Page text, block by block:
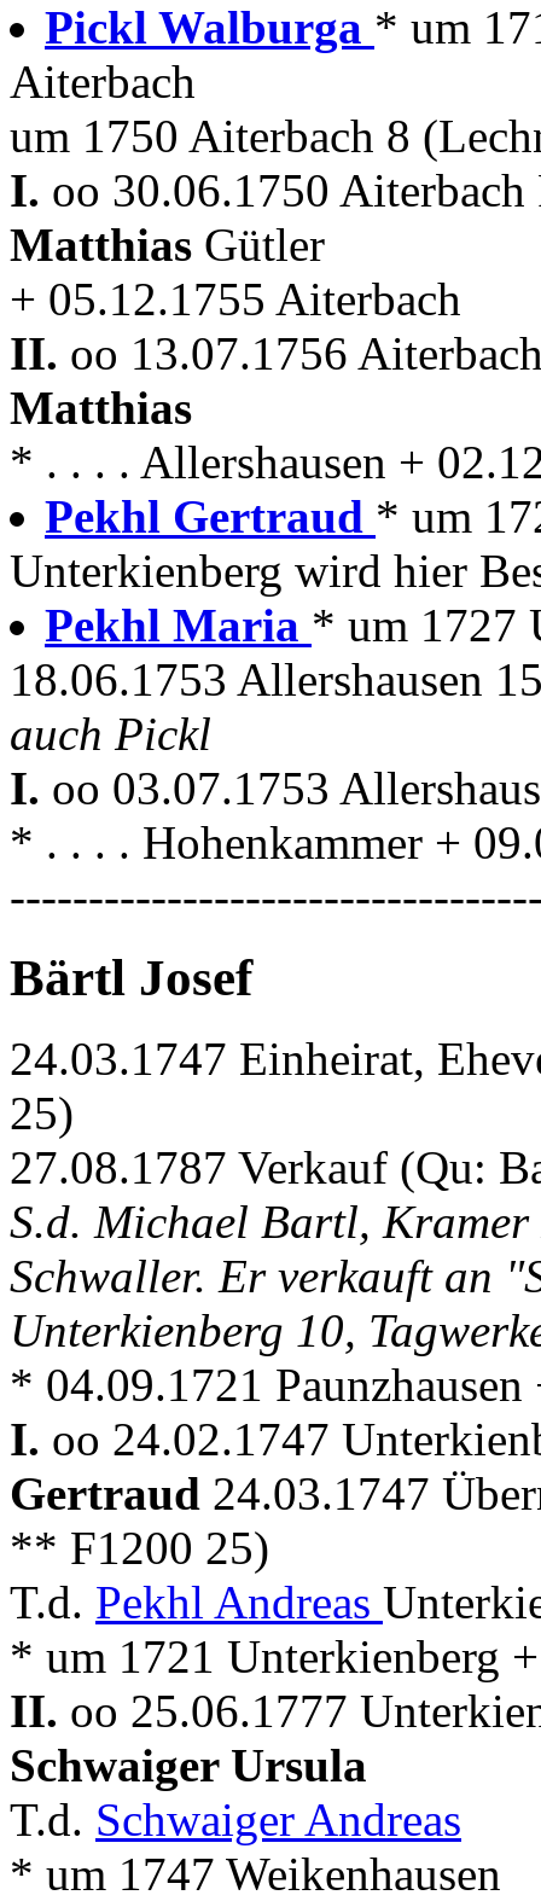
Pickl Walburga * um
Aiterbach
um 1750 Aiterbach 8
I. oo 30.06.1750
Matthias Gütler
+ 05.12.1755 Aiterbach
II. oo 13.07.1756
Matthias
* . . . . Allershausen +
Pekhl Gertraud * um
Unterkienberg wird hier
Pekhl Maria * um 1727
18.06.1753 Allershausen
auch Pickl
I. oo 03.07.1753
* . . . . Hohenkammer +
Bärtl Josef
24.03.1747 Einheirat,
25)
27.08.1787 Verkauf (Qu:
S.d. Michael Bartl,
Schwaller. Er verkauft an
Unterkienberg 10,
* 04.09.1721 Paunzhausen
I. oo 24.02.1747
Gertraud 24.03.1747
** F1200 25)
T.d. Pekhl Andreas
* um 1721 Unterkienberg
II. oo 25.06.1777
Schwaiger Ursula
T.d. Schwaiger Andreas
* um 1747 Weikenhausen